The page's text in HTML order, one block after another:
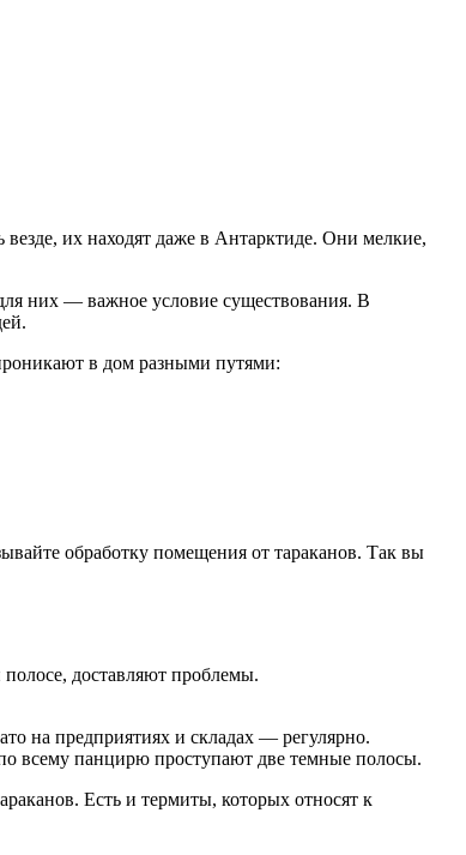
их находят даже в Антарктиде. Они мелкие,
них — важное условие существования. В
в дом разными путями:
обработку помещения от тараканов. Так вы
доставляют проблемы.
на предприятиях и складах — регулярно.
всему панцирю проступают две темные полосы.
Есть и термиты, которых относят к